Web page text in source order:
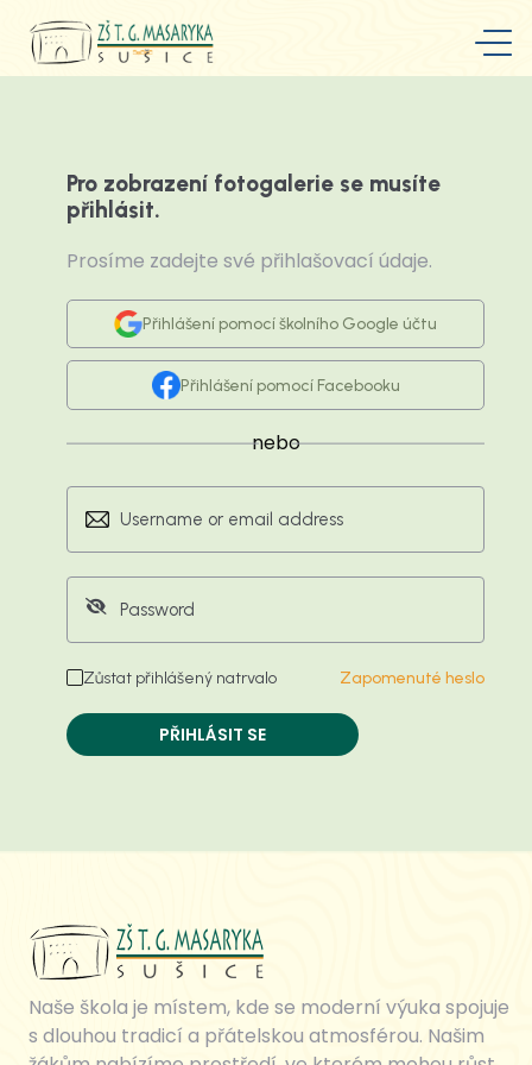
Pro zobrazení fotogalerie se musíte
přihlásit.
Prosíme zadejte své přihlašovací údaje.
Přihlášení pomocí školního Google účtu
Přihlášení pomocí Facebooku
nebo
Zůstat přihlášený natrvalo Zapomenuté heslo
PŘIHLÁSIT SE
Naše škola je místem, kde se moderní výuka spojuje
s dlouhou tradicí a přátelskou atmosférou. Našim